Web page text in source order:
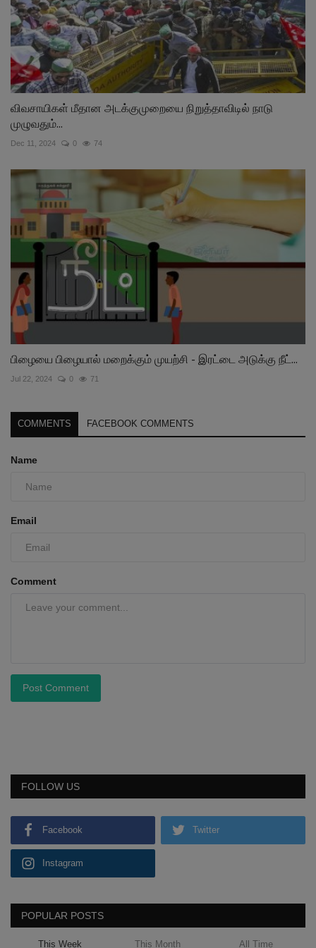
விவசாயிகள் மீதான அடக்குமுறையை நிறுத்தாவிடில் நாடு
முழுவதும்...
Dec 11, 2024 0 74
பிழையை பிழையால் மறைக்கும் முயற்சி - இரட்டை அடுக்கு நீட்...
Jul 22, 2024 0 71
COMMENTS FACEBOOK COMMENTS
Name
Email
Comment
Post Comment
FOLLOW US
Facebook Twitter
Instagram
POPULAR POSTS
This Week This Month All Time